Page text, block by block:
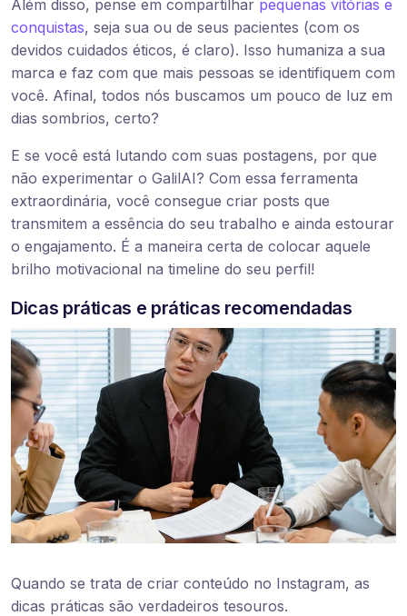
Além disso, pense em compartilhar pequenas vitórias e
conquistas, seja sua ou de seus pacientes (com os
devidos cuidados éticos, é claro). Isso humaniza a sua
marca e faz com que mais pessoas se identifiquem com
você. Afinal, todos nós buscamos um pouco de luz em
dias sombrios, certo?
E se você está lutando com suas postagens, por que
não experimentar o GalilAI? Com essa ferramenta
extraordinária, você consegue criar posts que
transmitem a essência do seu trabalho e ainda estourar
o engajamento. É a maneira certa de colocar aquele
brilho motivacional na timeline do seu perfil!
Dicas práticas e práticas recomendadas
Quando se trata de criar conteúdo no Instagram, as
dicas práticas são verdadeiros tesouros.